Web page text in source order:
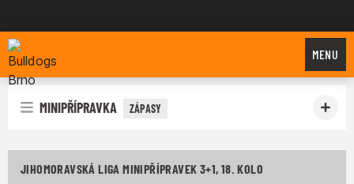
Bulldogs Brno
MENU
MINIPŘÍPRAVKA ZÁPASY
JIHOMORAVSKÁ LIGA MINIPŘÍPRAVEK 3+1, 18. KOLO